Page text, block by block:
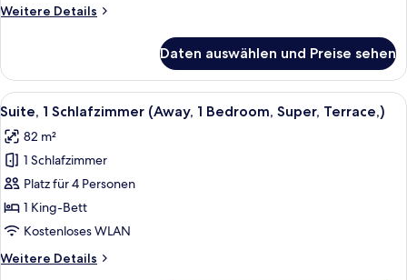
1Weitere Details
Weitere
1
Schlafzimmer,
Balkon
Bedroom)
Daten auswählen und Preise sehen
Alle
Fotos
für
Suite,
1
Schlafzimmer
(Away,
Bedroom,
Ein modernes Wohnzimmer mit
6
Suite, 1 Schlafzimmer (Away, 1 Bedroom, Super, Terrace,)
82 m²
1 Schlafzimmer
Platz für 4 Personen
1 King-Bett
Kostenloses WLAN
Weitere Details
Weitere